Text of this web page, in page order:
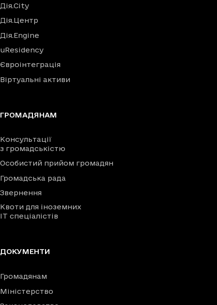
Дія.City
Дія.Центр
Дія.Engine
uResidency
Євроінтеграція
Віртуальні активи
ГРОМАДЯНАМ
Консультації
з громадськістю
Особистий прийом громадян
Громадська рада
Звернення
Квоти для іноземних
IT спеціалістів
ДОКУМЕНТИ
Громадянам
Міністерство